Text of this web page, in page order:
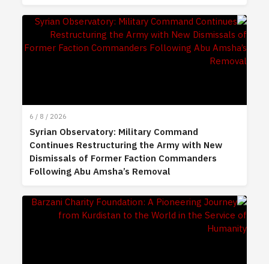
6 / 8 / 2026
Syrian Observatory: Military Command
Continues Restructuring the Army with New
Dismissals of Former Faction Commanders
Following Abu Amsha’s Removal